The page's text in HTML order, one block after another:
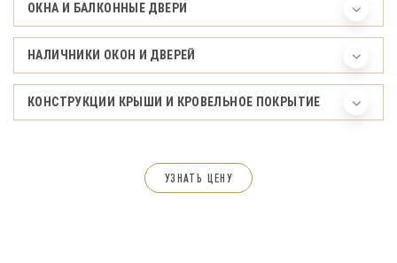
ОКНА И БАЛКОННЫЕ ДВЕРИ
НАЛИЧНИКИ ОКОН И ДВЕРЕЙ
КОНСТРУКЦИИ КРЫШИ И КРОВЕЛЬНОЕ ПОКРЫТИЕ
УЗНАТЬ ЦЕНУ